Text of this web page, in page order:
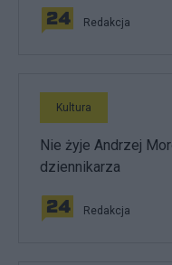
Redakcja
Kultura
Nie żyje Andrzej
dziennikarza
Redakcja